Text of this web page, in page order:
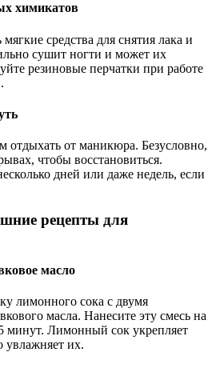
химикатов
средства для снятия лака и
сушит ногти и может их
резиновые перчатки при работе
отдыхать от маникюра. Безусловно,
чтобы восстановиться.
дней или даже недель, если
рецепты для
масло
лимонного сока с двумя
масла. Нанесите эту смесь на
минут. Лимонный сок укрепляет
увлажняет их.